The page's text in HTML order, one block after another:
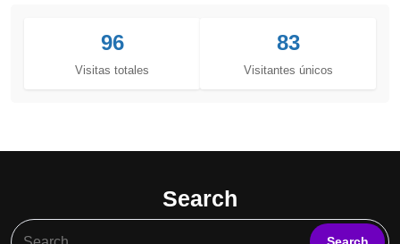
96
Visitas totales
83
Visitantes únicos
Search